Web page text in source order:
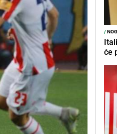
/
će